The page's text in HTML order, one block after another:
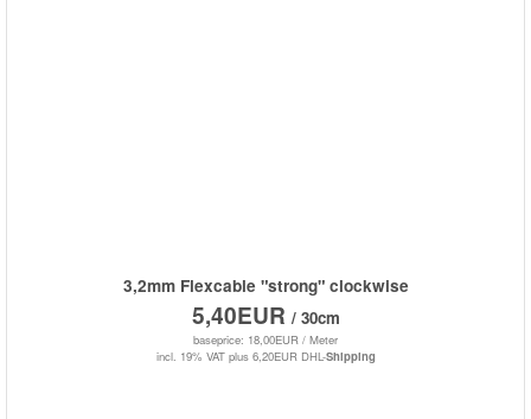
3,2mm Flexcable "strong" clockwise
5,40EUR / 30cm
baseprice: 18,00EUR / Meter
incl. 19% VAT plus 6,20EUR DHL-Shipping